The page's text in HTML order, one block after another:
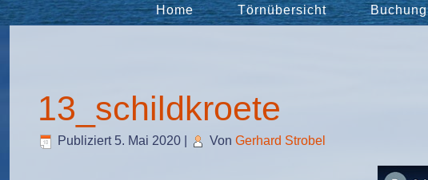
Home Törnübersicht Buchung
13_schildkroete
Publiziert 5. Mai 2020 Von Gerhard Strobel